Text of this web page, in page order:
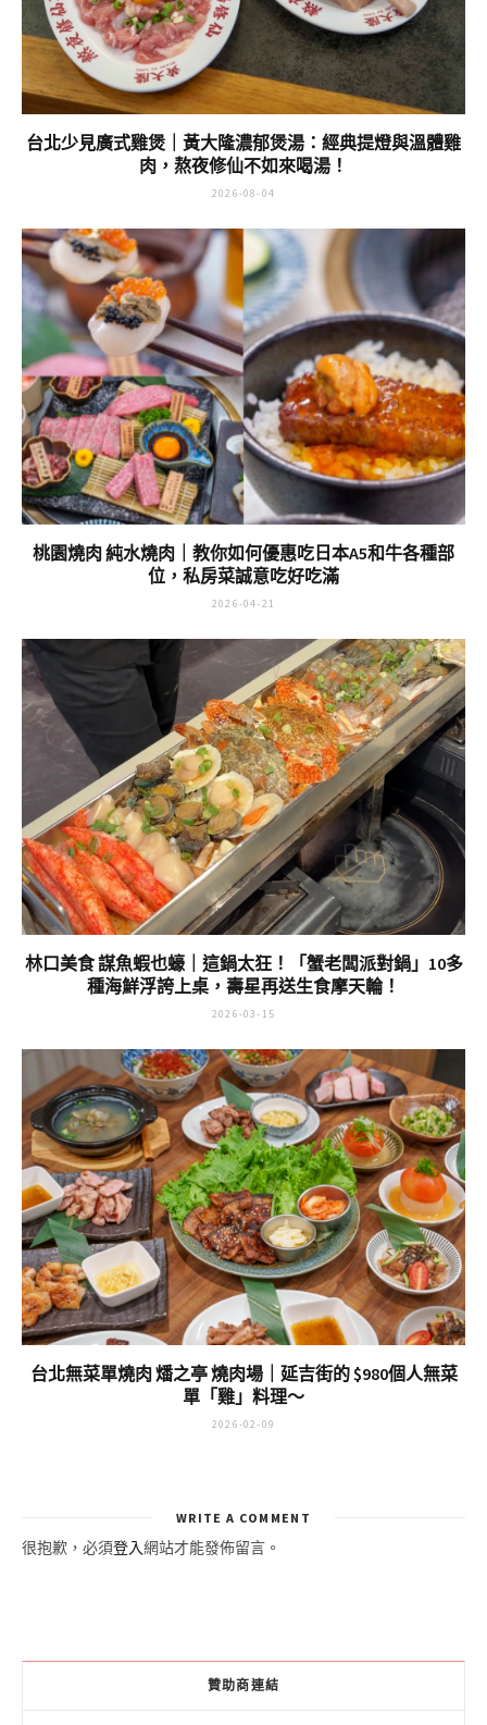
台北少見廣式雞煲｜黃大隆濃郁煲湯：經典提燈與溫體雞
肉，熬夜修仙不如來喝湯！
2026-08-04
桃園燒肉 純水燒肉｜教你如何優惠吃日本A5和牛各種部
位，私房菜誠意吃好吃滿
2026-04-21
林口美食 謀魚蝦也蠔｜這鍋太狂！「蟹老闆派對鍋」10多
種海鮮浮誇上桌，壽星再送生食摩天輪！
2026-03-15
台北無菜單燒肉 燔之亭 燒肉場｜延吉街的 $980個人無菜
單「雞」料理～
2026-02-09
WRITE A COMMENT
很抱歉，必須登入網站才能發佈留言。
贊助商連結